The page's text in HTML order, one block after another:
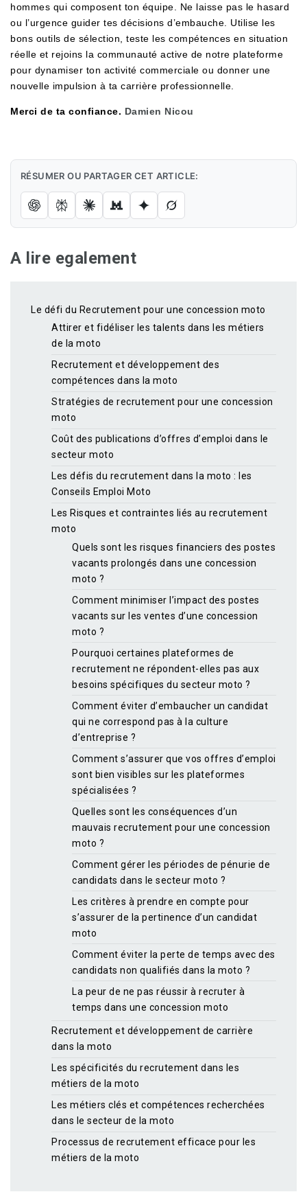
hommes qui composent ton équipe. Ne laisse pas le hasard
ou l’urgence guider tes décisions d’embauche. Utilise les
bons outils de sélection, teste les compétences en situation
réelle et rejoins la communauté active de notre plateforme
pour dynamiser ton activité commerciale ou donner une
nouvelle impulsion à ta carrière professionnelle.
Merci de ta confiance. Damien Nicou
RÉSUMER OU PARTAGER CET ARTICLE:
A lire egalement
Le défi du Recrutement pour une concession moto
Attirer et fidéliser les talents dans les métiers
de la moto
Recrutement et développement des
compétences dans la moto
Stratégies de recrutement pour une concession
moto
Coût des publications d’offres d’emploi dans le
secteur moto
Les défis du recrutement dans la moto : les
Conseils Emploi Moto
Les Risques et contraintes liés au recrutement
moto
Quels sont les risques financiers des postes
vacants prolongés dans une concession
moto ?
Comment minimiser l’impact des postes
vacants sur les ventes d’une concession
moto ?
Pourquoi certaines plateformes de
recrutement ne répondent-elles pas aux
besoins spécifiques du secteur moto ?
Comment éviter d’embaucher un candidat
qui ne correspond pas à la culture
d’entreprise ?
Comment s’assurer que vos offres d’emploi
sont bien visibles sur les plateformes
spécialisées ?
Quelles sont les conséquences d’un
mauvais recrutement pour une concession
moto ?
Comment gérer les périodes de pénurie de
candidats dans le secteur moto ?
Les critères à prendre en compte pour
s’assurer de la pertinence d’un candidat
moto
Comment éviter la perte de temps avec des
candidats non qualifiés dans la moto ?
La peur de ne pas réussir à recruter à
temps dans une concession moto
Recrutement et développement de carrière
dans la moto
Les spécificités du recrutement dans les
métiers de la moto
Les métiers clés et compétences recherchées
dans le secteur de la moto
Processus de recrutement efficace pour les
métiers de la moto